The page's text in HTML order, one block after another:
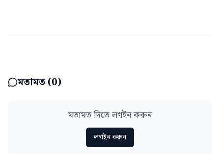
মতামত (0)
মতামত দিতে লগইন করুন
লগইন করুন